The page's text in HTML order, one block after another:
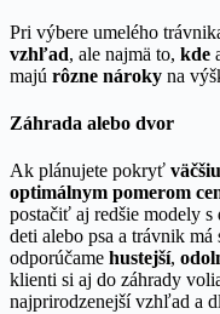
Pri výbere umelého
vzhľad, ale najmä to, kde
majú rôzne nároky na
Záhrada alebo dvor
Ak plánujete pokryť
optimálnym pomerom
postačiť aj redšie modely
deti alebo psa a trávnik
odporúčame hustejší,
klienti si aj do záhrady
najprirodzenejší vzhľad a